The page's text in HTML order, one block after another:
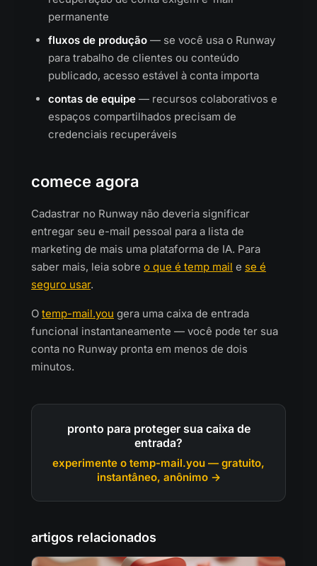
permanente
fluxos de produção — se você usa o Runway
para trabalho de clientes ou conteúdo
publicado, acesso estável à conta importa
contas de equipe — recursos colaborativos e
espaços compartilhados precisam de
credenciais recuperáveis
comece agora
Cadastrar no Runway não deveria significar
entregar seu e-mail pessoal para a lista de
marketing de mais uma plataforma de IA. Para
saber mais, leia sobre o que é temp mail e se é
seguro usar.
O temp-mail.you gera uma caixa de entrada
funcional instantaneamente — você pode ter sua
conta no Runway pronta em menos de dois
minutos.
pronto para proteger sua caixa de
entrada?
experimente o temp-mail.you — gratuito,
instantâneo, anônimo →
artigos relacionados